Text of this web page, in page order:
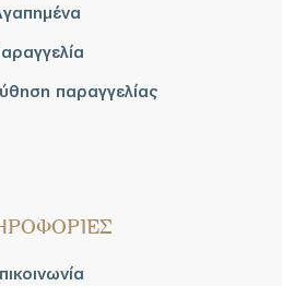
παραγγελίας